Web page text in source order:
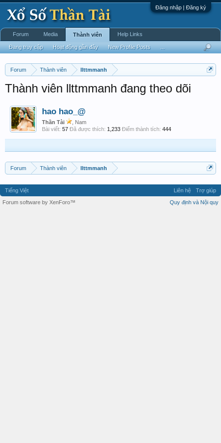
Đăng nhập | Đăng ký
Forum Thành viên llttmmanh
Thành viên llttmmanh đang theo dõi
hao hao_@
Thần Tài
, Nam
Bài viết: 57 Đã được thích: 1,233 Điểm thành tích: 444
Forum Thành viên llttmmanh
Forum Media Thành viên
Đang truy cập Hoạt động gần đây New Profile Posts
Help Links
Tiếng Việt Liên hệ
Trợ giúp
Quy định và Nội quy
Forum software by XenForo™